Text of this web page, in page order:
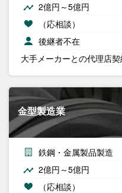
2億円～5億円
（応相談）
後継者不在
大手メーカーとの代理店契
金型製造業
鉄鋼・金属製品製造
2億円～5億円
（応相談）